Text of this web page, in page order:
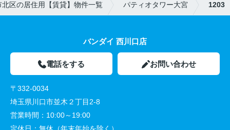
北区の居住用【賃貸】物件一覧 パティオタワー大宮 1203
バンダイ 西川口店
電話をする お問い合わせ
〒332-0034
埼玉県川口市並木２丁目2-8
営業時間： 10:00～19:00